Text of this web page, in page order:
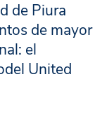
de Piura
de mayor
el
United